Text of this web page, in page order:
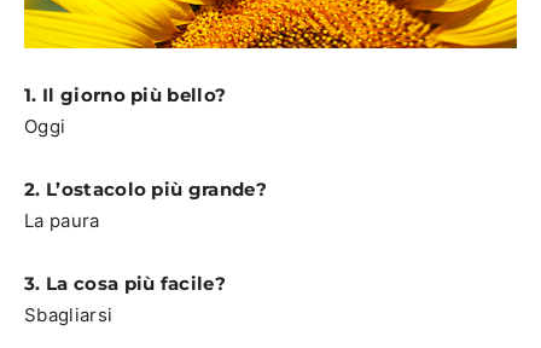
1. Il giorno più bello?
Oggi
2. L’ostacolo più grande?
La paura
3. La cosa più facile?
Sbagliarsi